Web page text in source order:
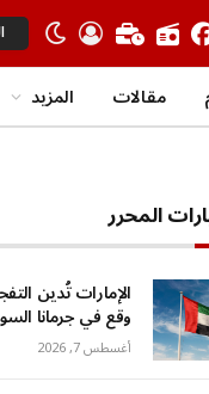
مقالات المزيد
المحرر
الإمارات تُدين
وقع في جرمانا
أغسطس 7, 2026